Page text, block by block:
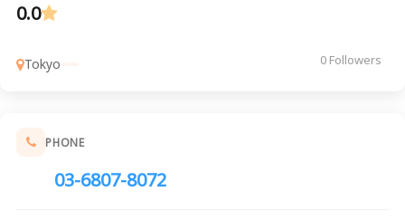
0.0
Tokyo 0 Followers
PHONE
03-6807-8072